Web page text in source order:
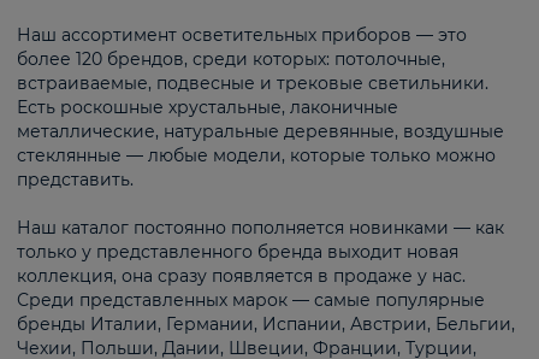
Наш ассортимент осветительных приборов — это
более 120 брендов, среди которых: потолочные,
встраиваемые, подвесные и трековые светильники.
Есть роскошные хрустальные, лаконичные
металлические, натуральные деревянные, воздушные
стеклянные — любые модели, которые только можно
представить.
Наш каталог постоянно пополняется новинками — как
только у представленного бренда выходит новая
коллекция, она сразу появляется в продаже у нас.
Среди представленных марок — самые популярные
бренды Италии, Германии, Испании, Австрии, Бельгии,
Чехии, Польши, Дании, Швеции, Франции, Турции,